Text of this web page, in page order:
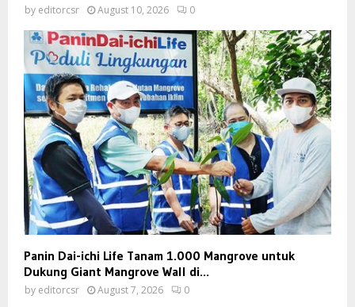
by editorcsr August 10, 2026 0
Panin Dai-ichi Life Tanam 1.000 Mangrove untuk
Dukung Giant Mangrove Wall di...
by editorcsr August 7, 2026 0